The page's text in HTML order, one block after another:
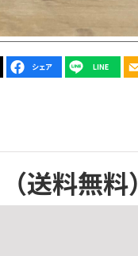
（送料無料）